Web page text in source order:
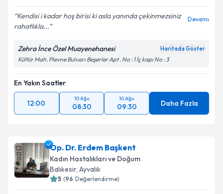
Kendisi i kadar hoş birisi ki asla yanında çekinmezsiniz
rahatlıkla...
Devamı
Zehra İnce Özel Muayenehanesi Haritada Göster
Kültür Mah. Plevne Bulvarı Beşerler Apt . No : 1 İç kapı No : 3
En Yakın Saatler
12:00
10 Ağu
08:30
10 Ağu
09:30 Daha Fazla
Op. Dr. Erdem Başkent
Kadın Hastalıkları ve Doğum
Balıkesir, Ayvalık
5 (96 Değerlendirme)